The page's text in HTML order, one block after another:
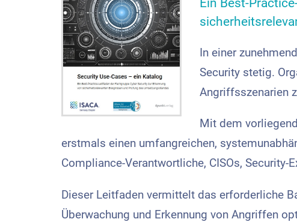
In einer
Security stetig.
Angriffsszenarien
Mit dem
erstmals einen umfangreichen,
Compliance-Verantwortliche, CISOs,
Dieser Leitfaden vermittelt das erforderliche
Überwachung und Erkennung von Angriffen